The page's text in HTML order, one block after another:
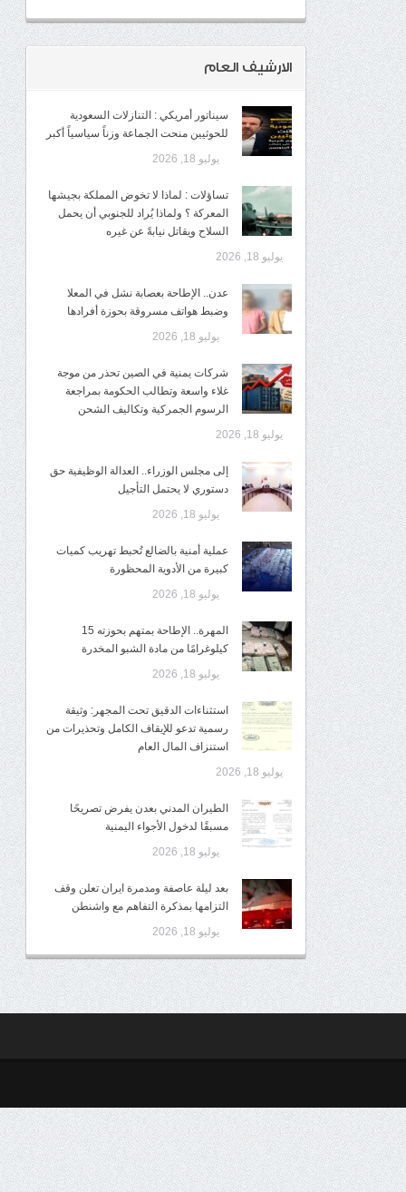
الارشيف العام
سيناتور أمريكي : التنازلات السعودية
للحوثيين منحت الجماعة وزناً سياسياً أكبر
يوليو 18, 2026
تساؤلات : لماذا لا تخوض المملكة بجيشها
المعركة ؟ ولماذا يُراد للجنوبي أن يحمل
السلاح ويقاتل نيابةً عن غيره
يوليو 18, 2026
عدن.. الإطاحة بعصابة نشل في المعلا
وضبط هواتف مسروقة بحوزة أفرادها
يوليو 18, 2026
شركات يمنية في الصين تحذر من موجة
غلاء واسعة وتطالب الحكومة بمراجعة
الرسوم الجمركية وتكاليف الشحن
يوليو 18, 2026
إلى مجلس الوزراء.. العدالة الوظيفية حق
دستوري لا يحتمل التأجيل
يوليو 18, 2026
عملية أمنية بالضالع تُحبط تهريب كميات
كبيرة من الأدوية المحظورة
يوليو 18, 2026
المهرة.. الإطاحة بمتهم بحوزته 15
كيلوغرامًا من مادة الشبو المخدرة
يوليو 18, 2026
استثناءات الدقيق تحت المجهر: وثيقة
رسمية تدعو للإيقاف الكامل وتحذيرات من
استنزاف المال العام
يوليو 18, 2026
الطيران المدني بعدن يفرض تصريحًا
مسبقًا لدخول الأجواء اليمنية
يوليو 18, 2026
بعد ليلة عاصفة ومدمرة ايران تعلن وقف
التزامها بمذكرة التفاهم مع واشنطن
يوليو 18, 2026